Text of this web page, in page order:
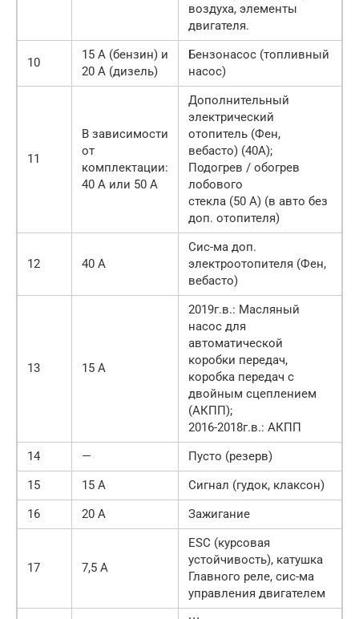
воздуха, элементы
двигателя.
10
15 А (бензин) и
20 А (дизель)
Бензонасос (топливный
насос)
11
В зависимости
от
комплектации:
40 А или 50 А
Дополнительный
электрический
отопитель (Фен,
вебасто) (40А);
Подогрев / обогрев
лобового
стекла (50 А) (в авто без
доп. отопителя)
12 40 А
Сис-ма доп.
электроотопителя (Фен,
вебасто)
13 15 А
2019г.в.: Масляный
насос для
автоматической
коробки передач,
коробка передач с
двойным сцеплением
(АКПП);
2016-2018г.в.: АКПП
14
—
Пусто (резерв)
15
15 А
Сигнал (гудок, клаксон)
16
20 А Зажигание
17 7,5 А
ESC (курсовая
устойчивость), катушка
Главного реле, сис-ма
управления двигателем